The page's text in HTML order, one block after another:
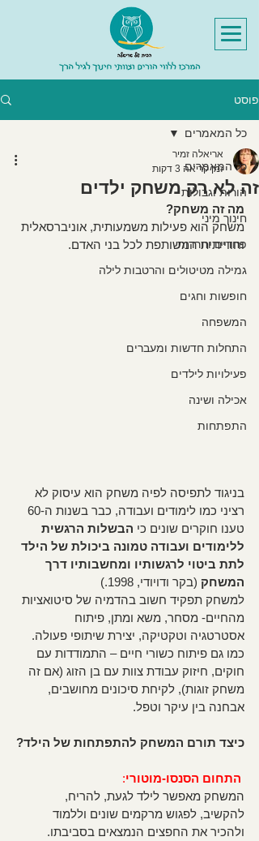
פוסט
כל המאמרים
הורות וגבולות
חינוך מיני
פחדים וחרדות
גמילה מטיטולים והרטבות לילה
חופשות וחגים
המשפחה
התחלות חדשות ומעברים
פעילויות לילדים
אכילה ושינה
התפתחות
כל המאמרים
זה לא רק משחק ילדים
אריאלה זמיר
זמן קריאה 3 דקות
מה זה משחק?
משחק הוא פעילות משמעותית, אוניברסאלית
וחווייתית המשותפת לכל בני האדם.
בניגוד לתפיסה לפיה משחק הוא עיסוק לא
טענו חוקרים שונים כי הבשלות הרגשית
ללימודים ועבודה טמונה ביכולת של הילד
לתת ביטוי לרגשותיו ומחשבותיו דרך
המשחק (בקר ודויודי, 1998.)
למשחק תפקיד חשוב בהדמיה של סיטואציות
מהחיים- מסחר, משא ומתן, פיתוח
אסטרטגיה וטקטיקה, יצירת שיתופי פעולה.
כמו גם פיתוח כשורי חיים – התמודדות עם
חוקים, חיזוק עבודת צוות עם בן הזוג (אם זה
משחק זוגות), לקיחת סיכונים מחושבים,
אבחנה בין עיקר וטפל.
כיצד תורם המשחק להתפתחות של הילד?
התחום הסנסו-מוטורי:
המשחק מאפשר לילד לגעת, להריח,
להקשיב, לפגוש מרקמים שונים וללמוד
ולהכיר את החפצים הנמצאים בסביבתו.